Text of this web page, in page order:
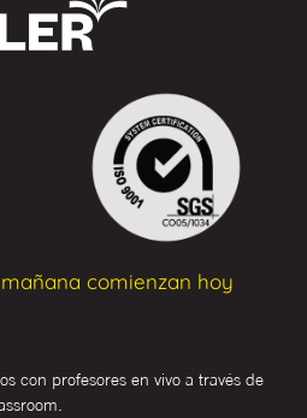
comienzan hoy
con profesores en vivo a través de